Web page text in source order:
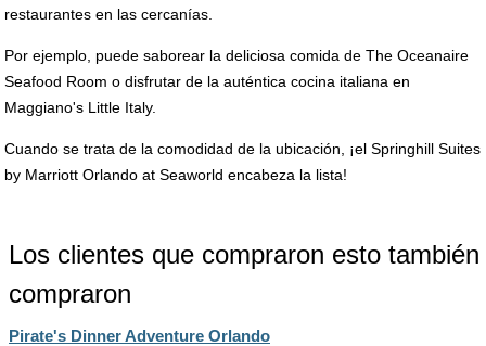
restaurantes en las cercanías.
Por ejemplo, puede saborear la deliciosa comida de The Oceanaire
Seafood Room o disfrutar de la auténtica cocina italiana en
Maggiano's Little Italy.
Cuando se trata de la comodidad de la ubicación, ¡el Springhill Suites
by Marriott Orlando at Seaworld encabeza la lista!
Los clientes que compraron esto también
compraron
Pirate's Dinner Adventure Orlando